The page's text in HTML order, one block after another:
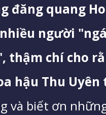
đăng quang
người
thậm chí cho
hậu Thu Uyên
và biết ơn